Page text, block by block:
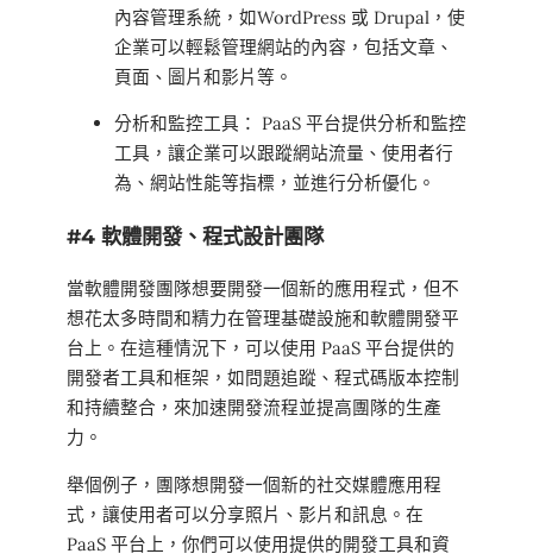
內容管理系統，如WordPress 或 Drupal，使
企業可以輕鬆管理網站的內容，包括文章、
頁面、圖片和影片等。
分析和監控工具： PaaS 平台提供分析和監控
工具，讓企業可以跟蹤網站流量、使用者行
為、網站性能等指標，並進行分析優化。
#4 軟體開發、程式設計團隊
當軟體開發團隊想要開發一個新的應用程式，但不
想花太多時間和精力在管理基礎設施和軟體開發平
台上。在這種情況下，可以使用 PaaS 平台提供的
開發者工具和框架，如問題追蹤、程式碼版本控制
和持續整合，來加速開發流程並提高團隊的生產
力。
舉個例子，團隊想開發一個新的社交媒體應用程
式，讓使用者可以分享照片、影片和訊息。在
PaaS 平台上，你們可以使用提供的開發工具和資